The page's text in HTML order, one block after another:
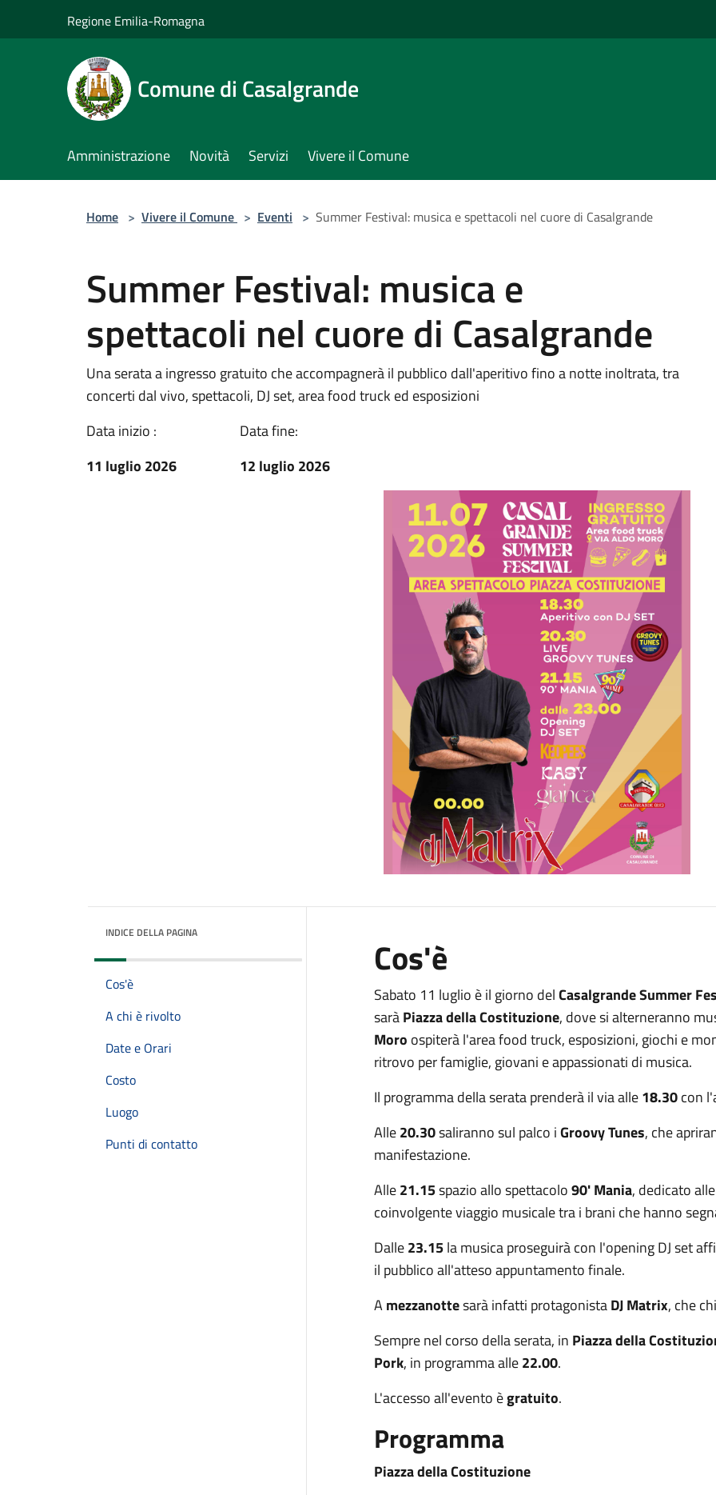
Regione Emilia-Romagna
Comune di Casalgrande
Amministrazione Novità Servizi Vivere il Comune
Home > Vivere il Comune > Eventi > Summer Festival: musica e spettacoli nel cuore di Casalgrande
Summer Festival: musica e
spettacoli nel cuore di Casalgrande
Una serata a ingresso gratuito che accompagnerà il pubblico dall'aperitivo fino a notte inoltrata, tra
concerti dal vivo, spettacoli, DJ set, area food truck ed esposizioni
Data inizio :
11 luglio 2026
Data fine:
12 luglio 2026
INDICE DELLA PAGINA
Cos'è
A chi è rivolto
Date e Orari
Costo
Luogo
Punti di contatto
Cos'è
Sabato 11 luglio è il giorno delCasalgrande Summer
saràPiazza della Costituzione, dove si alterneranno
Moro ospiterà l'area food truck, esposizioni, giochi e
ritrovo per famiglie, giovani e appassionati di musica.
Il programma della serata prenderà il via alle18.30con
Alle20.30saliranno sul palco iGroovy Tunes, che
manifestazione.
Alle21.15spazio allo spettacolo90' Mania, dedicato
coinvolgente viaggio musicale tra i brani che hanno
Dalle23.15la musica proseguirà con l'opening DJ set
il pubblico all'atteso appuntamento finale.
Amezzanottesarà infatti protagonistaDJ Matrix, che
Sempre nel corso della serata, in Piazza della
Pork, in programma alle22.00.
L'accesso all'evento ègratuito.
Programma
Piazza della Costituzione